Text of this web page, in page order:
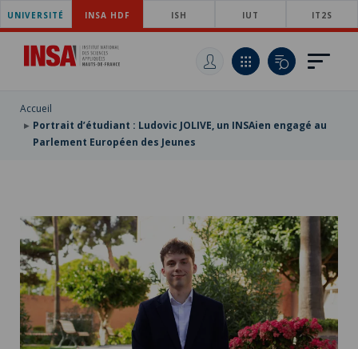
ACCÉDER
AU
MENU
PRINCIPAL
ALLER
CONTENU
ACCÉDER
RECHERCHE
UNIVERSITÉ INSA HDF ISH IUT IT2S
Accueil
Portrait d’étudiant : Ludovic JOLIVE, un INSAien engagé au
Parlement Européen des Jeunes